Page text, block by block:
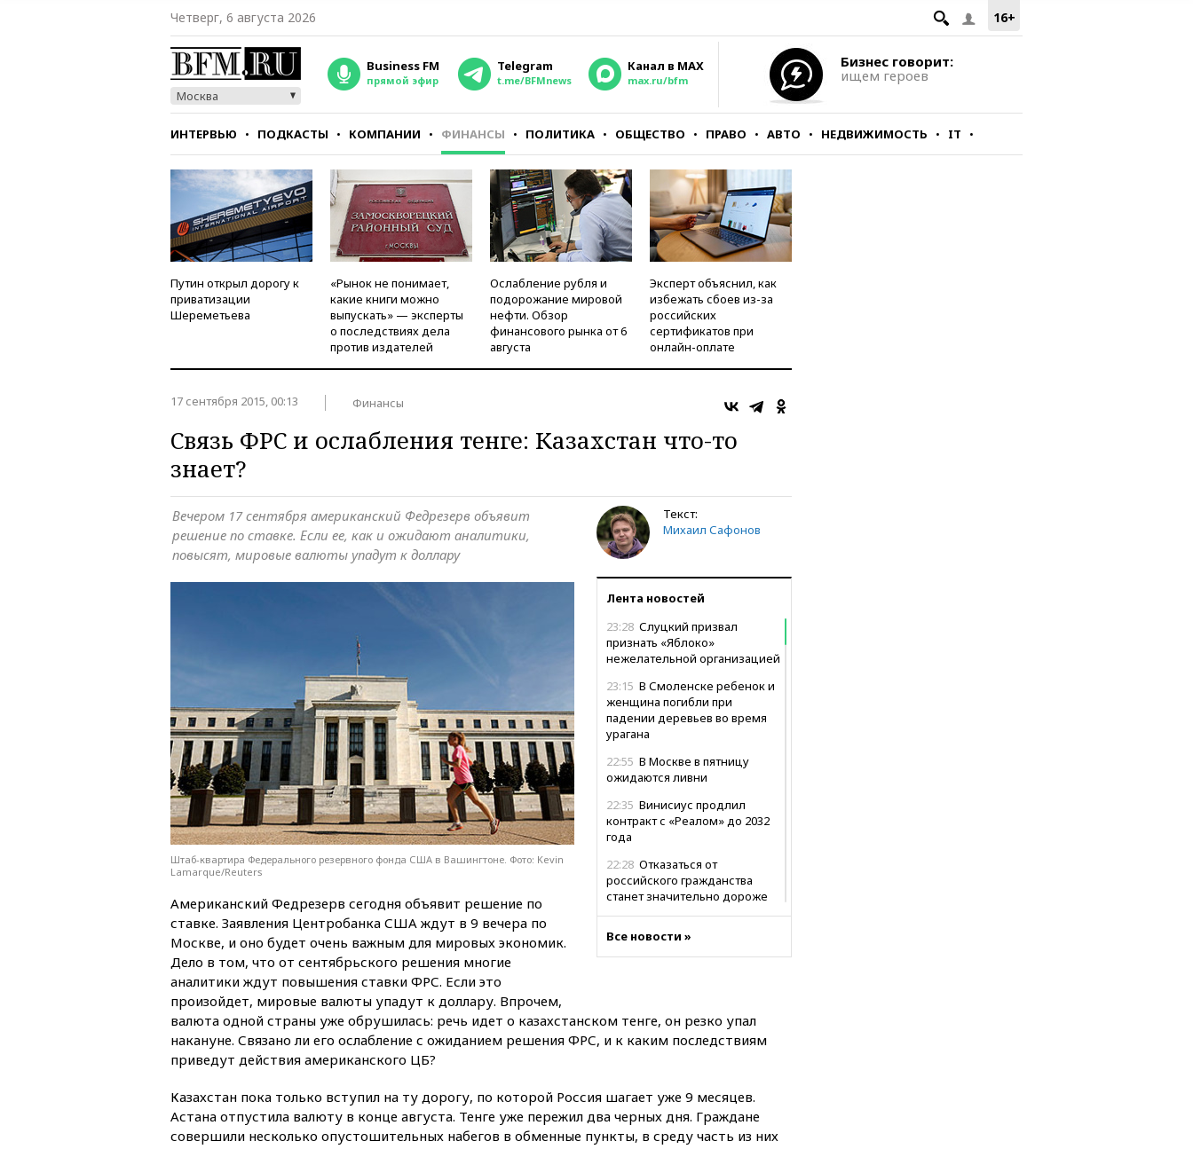
16+
Четверг, 6 августа 2026
Москва
Business FM
прямой эфир
Telegram
t.me/BFMnews
Канал в MAX
max.ru/bfm
Бизнес говорит:
ищем героев
ИНТЕРВЬЮ ПОДКАСТЫ КОМПАНИИ ФИНАНСЫ ПОЛИТИКА ОБЩЕСТВО ПРАВО АВТО НЕДВИЖИМОСТЬ IT
СТИЛЬ ТЕСТЫ
Путин открыл дорогу к
приватизации
Шереметьева
«Рынок не понимает,
какие книги можно
выпускать» — эксперты
о последствиях дела
против издателей
Ослабление рубля и
подорожание мировой
нефти. Обзор
финансового рынка от 6
августа
Эксперт объяснил, как
избежать сбоев из-за
российских
сертификатов при
онлайн-оплате
17 сентября 2015, 00:13 Финансы
Связь ФРС и ослабления тенге: Казахстан что-то
знает?
Текст:
Михаил Сафонов
Лента новостей
23:28 Слуцкий призвал
признать «Яблоко»
нежелательной организацией
23:15 В Смоленске ребенок и
женщина погибли при
падении деревьев во время
урагана
22:55 В Москве в пятницу
ожидаются ливни
22:35 Винисиус продлил
контракт с «Реалом» до 2032
года
22:28 Отказаться от
российского гражданства
станет значительно дороже
гвардейскую десантно-
штурмовую дивизию
направлении
РФ американский Human
Rights Foundation
21:35 «Аэрофлот» отменяет
Все новости »
Вечером 17 сентября американский Федрезерв объявит
решение по ставке. Если ее, как и ожидают аналитики,
повысят, мировые валюты упадут к доллару
Штаб-квартира Федерального резервного фонда США в Вашингтоне. Фото: Kevin
Lamarque/Reuters
Американский Федрезерв сегодня объявит решение по
ставке. Заявления Центробанка США ждут в 9 вечера по
Москве, и оно будет очень важным для мировых экономик.
Дело в том, что от сентябрьского решения многие
аналитики ждут повышения ставки ФРС. Если это
произойдет, мировые валюты упадут к доллару. Впрочем,
валюта одной страны уже обрушилась: речь идет о казахстанском тенге, он резко упал
накануне. Связано ли его ослабление с ожиданием решения ФРС, и к каким последствиям
приведут действия американского ЦБ?
Казахстан пока только вступил на ту дорогу, по которой Россия шагает уже 9 месяцев.
Астана отпустила валюту в конце августа. Тенге уже пережил два черных дня. Граждане
совершили несколько опустошительных набегов в обменные пункты, в среду часть из них